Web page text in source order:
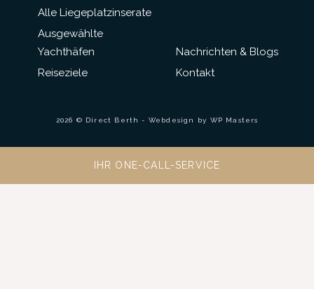
Alle Liegeplatzinserate
Ausgewählte
Yachthäfen
Reiseziele
Nachrichten & Blogs
Kontakt
2026 © Direct Berth - Webdesign by WP Masters
IHR ONE-CALL-SERVICE